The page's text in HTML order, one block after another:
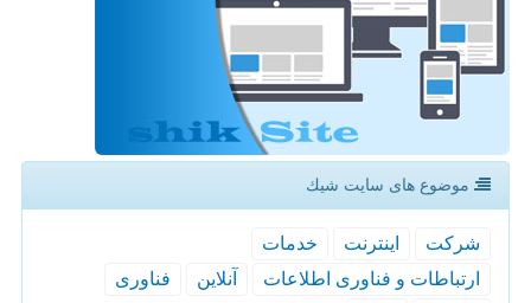
موضوع های سایت شیك
شركت اینترنت
خدمات
ارتباطات و فناوری اطلاعات
آنلاین
فناوری